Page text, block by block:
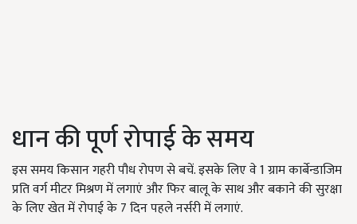
धान की पूर्ण रोपाई के समय
इस समय किसान गहरी पौध रोपण से बचें. इसके लिए वे 1 ग्राम कार्बेन्डाजिम
प्रति वर्ग मीटर मिश्रण में लगाएं और फिर बालू के साथ और बकाने की सुरक्षा
के लिए खेत में रोपाई के 7 दिन पहले नर्सरी में लगाएं.